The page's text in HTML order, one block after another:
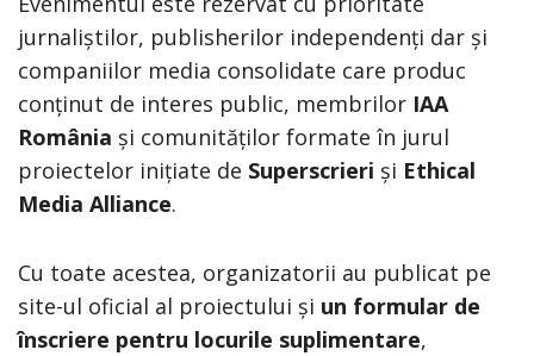
jurnaliștilor, publisherilor independenți dar și
companiilor media consolidate care produc
conținut de interes public, membrilor IAA
România și comunităților formate în jurul
proiectelor inițiate de Superscrieri și Ethical
Media Alliance.
Cu toate acestea, organizatorii au publicat pe
site-ul oficial al proiectului și un formular de
înscriere pentru locurile suplimentare,